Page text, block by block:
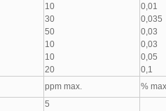
10
30
50
10
10
20
0,01
0,035
0,03
0,03
0,05
0,1
ppm max. %
5